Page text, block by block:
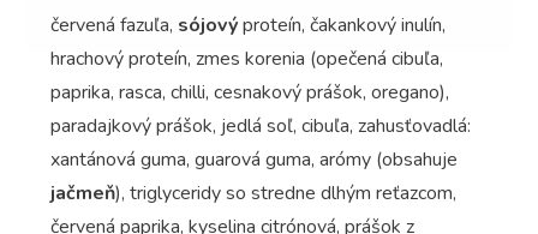
červená fazuľa, sójovýproteín, čakankový inulín,
hrachový proteín, zmes korenia (opečená cibuľa,
paprika, rasca, chilli, cesnakový prášok, oregano),
paradajkový prášok, jedlá soľ, cibuľa, zahusťovadlá:
xantánová guma, guarová guma, arómy (obsahuje
jačmeň), triglyceridy so stredne dlhým reťazcom,
červená paprika, kyselina citrónová, prášok z